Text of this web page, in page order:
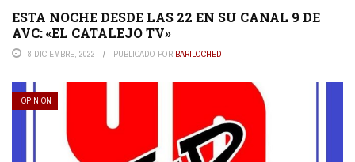
ESTA NOCHE DESDE LAS 22 EN SU CANAL 9 DE
AVC: «EL CATALEJO TV»
8 DICIEMBRE, 2022 PUBLICADO POR BARILOCHED
OPINIÓN